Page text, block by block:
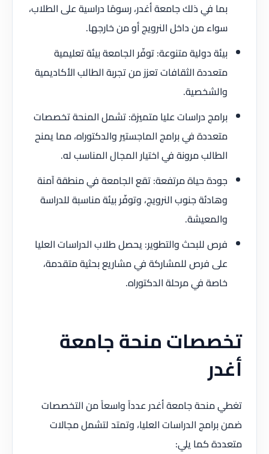
بما في ذلك جامعة أغدر، رسومًا دراسية على الطلاب،
سواء من داخل النرويج أو من خارجها.
بيئة دولية متنوعة: توفّر الجامعة بيئة تعليمية
متعددة الثقافات تعزز من تجربة الطالب الأكاديمية
والشخصية.
برامج دراسات عليا متميزة: تشمل المنحة تخصصات
متعددة في برامج الماجستير والدكتوراه، مما يمنح
الطالب مرونة في اختيار المجال المناسب له.
جودة حياة مرتفعة: تقع الجامعة في منطقة آمنة
وهادئة جنوب النرويج، وتوفّر بيئة مناسبة للدراسة
والمعيشة.
فرص للبحث والتطوير: يحصل طلاب الدراسات العليا
على فرص للمشاركة في مشاريع بحثية متقدمة،
خاصة في مرحلة الدكتوراه.
تخصصات منحة جامعة
أغدر
تغطي منحة جامعة أغدر عدداً واسعاً من التخصصات
ضمن برامج الدراسات العليا، وتمتد لتشمل مجالات
متعددة كما يلي: